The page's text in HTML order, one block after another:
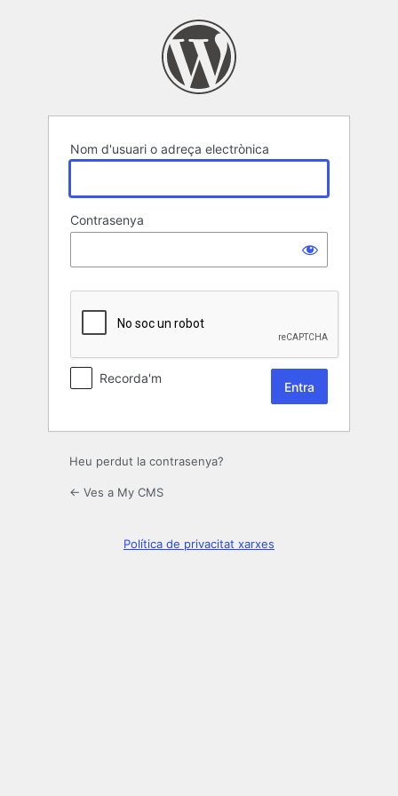
Nom d'usuari o adreça electrònica
Contrasenya
Recorda'm
Heu perdut la contrasenya?
← Ves a My CMS
Política de privacitat xarxes